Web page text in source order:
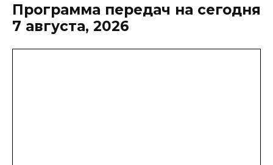
Программа передач на сегодня
7 августа, 2026